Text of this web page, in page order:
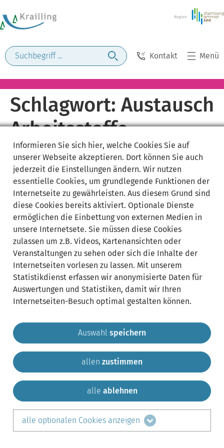
Kontakt Menü
Schlagwort: Austausch
Arbeitsstoffe
Gemeinde Krailling Impressum
Sitemap
Kontakt
teilen auf:
LinkedIn
Informieren Sie sich hier, welche Cookies Sie auf
unserer Webseite akzeptieren. Dort können Sie auch
jederzeit die Einstellungen ändern. Wir nutzen
essentielle Cookies, um grundlegende Funktionen der
Internetseite zu gewährleisten. Aus diesem Grund sind
diese Cookies bereits aktiviert. Optionale Dienste
ermöglichen die Einbettung von externen Medien in
unsere Internetsete. Sie müssen diese Cookies
zulassen um z.B. Videos, Kartenansichten oder
Veranstaltungen zu sehen oder sich die Inhalte der
Internetseiten vorlesen zu lassen. Mit unserem
Statistikdienst erfassen wir anonymisierte Daten für
Auswertungen und Statistiken, damit wir Ihren
Internetseiten-Besuch optimal gestalten können.
Auswahl speichern
allen zustimmen
alle ablehnen
alle optionalen Cookies anzeigen